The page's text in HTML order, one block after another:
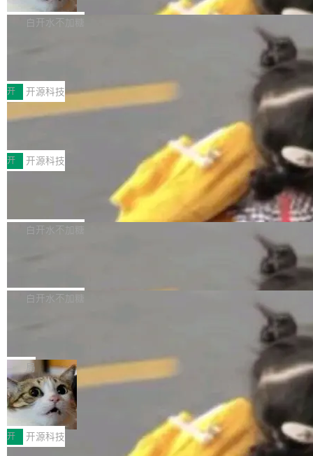
V ...
注意这是 OpenCode 一家的消耗。 OpenCode
不完。」5T 来自免费额度，3T 来自 Go...
NetBSD 11.0 现已正式发布，这是 NetBSD 操
作系统的第十八个主要版本。 自 NetBSD 10.1
ve JH71XX 的设备，例如 VisionFive 2、PINE
64 STAR64，以及 QEMU。 增强了对 POSIX.1
-2024 和 C23 编程接口标准的兼容性。 compat
_linux(8) 增强了对 Linux 系统调用的支持，包
括 epoll（围绕 kqueue 实现）、POSIX 消息队
列、...
白开水不加糖
案
享会在上海举办。鸿蒙生态的全场景智慧营销平
台鲸鸿动能协同华为游戏中心，面向游戏行业开
发者及生态伙伴，系统呈现了平台在游戏领域的
完整能力版图——从IAP高价值用户的全周期经
营、到IAA游戏的“买变一体”正循环、再到联运与
广告协同的全链路经营闭环，以及面向全球市场
的出海增长布局。 华为终端云业务商业化销售负
责人在开场致辞中表示，游戏开发者的核心诉求
已不再是“多一个投放渠道”，而是一套能够持续
高质量游戏...
开 开源科技
技嘉X3D系列再添新成员 B850 AORU
面向AMD Ryzen X3D处理器玩家，技嘉X3D系
列主板阵容迎来新成员——B850 AORUS ELITE
X3D。作为面向主流高性能平台打造的全新主板
产品，B850 AORUS ELITE X3D延续技嘉在X3
D平台优化上的技术积累，旨在为游戏玩家带来
更稳定、更高效的装机选择。 B850 AORUS ELI
式2.0，可根据不同使用场景释放处理器潜力，
开 开源科技
Zadig v5.0 发布：AI 发布专员与 AI 审
我们团队这几天最大的卡点不是 AI 写得不够
好，是 AI 写得太好了。 好到审查排期从两天的
过 1528 名开发者，85% 说 AI 把瓶颈从写代码
白开水不加糖
数据库，有一个图形后端。作为一个原生的 Gra
布，具体更新内容包括： feat(zero)：Zero 现
支持 --security superflag（token=...;whitelist
=...），与 Alpha 版本的格式一致，并据此对其
管理 HTTP 端点进行授权。 <blockquote> <p>
<span><strong>警告：</strong>&nbsp;Zero
的 admin ...
白开水不加糖
块钱的玩意儿——一根小竹签，一个竹筒，一头
系着涂了松香的线。甩起来，竹膜震动，发出“哇
——哇”的蝉鸣声。实物越来越难找了，有开发者
把它做成了 Web 玩具，放在 zhuzhiliao.imsai.c
c 上，并在 GitHub 开源。 玩法很简单：按住屏
幕画圈，或者直接甩手机。页面会实时显示转速
局
30倍效率升级：解锁医学影像数据要素
价值化的真实路径
完成一例腹部CT影像标注，张医生过去需要约1
20个小时。他必须在数百张连续影像上，一笔一
笔勾画边界，一层一层识别肌肉组织。如今，使
开 开源科技